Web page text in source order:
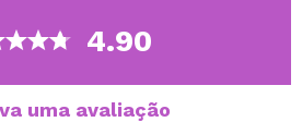
4.90
uma avaliação